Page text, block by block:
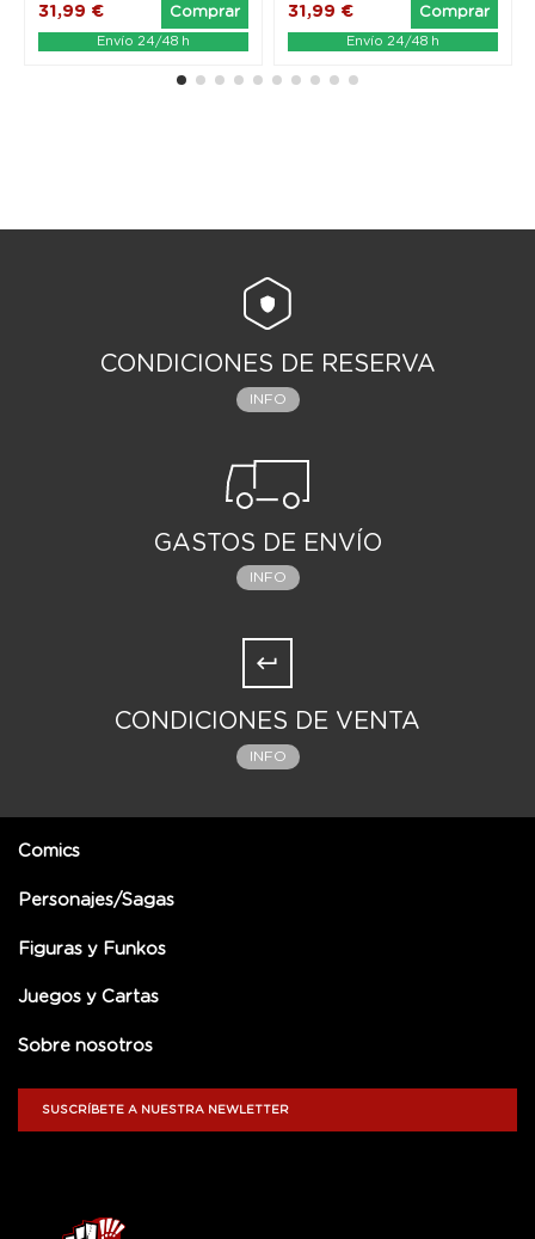
31,99 € Comprar
Envío 24/48 h
31,99 € Comprar
Envío 24/48 h
CONDICIONES DE RESERVA
INFO
GASTOS DE ENVÍO
INFO
CONDICIONES DE VENTA
INFO
Comics
Personajes/Sagas
Figuras y Funkos
Juegos y Cartas
Sobre nosotros
SUSCRÍBETE A NUESTRA NEWLETTER